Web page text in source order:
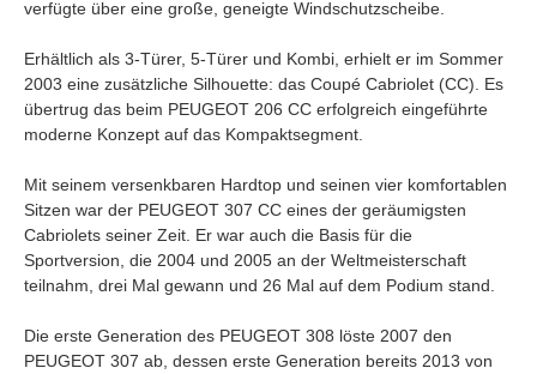
verfügte über eine große, geneigte Windschutzscheibe.
Erhältlich als 3-Türer, 5-Türer und Kombi, erhielt er im Sommer
2003 eine zusätzliche Silhouette: das Coupé Cabriolet (CC). Es
übertrug das beim PEUGEOT 206 CC erfolgreich eingeführte
moderne Konzept auf das Kompaktsegment.
Mit seinem versenkbaren Hardtop und seinen vier komfortablen
Sitzen war der PEUGEOT 307 CC eines der geräumigsten
Cabriolets seiner Zeit. Er war auch die Basis für die
Sportversion, die 2004 und 2005 an der Weltmeisterschaft
teilnahm, drei Mal gewann und 26 Mal auf dem Podium stand.
Die erste Generation des PEUGEOT 308 löste 2007 den
PEUGEOT 307 ab, dessen erste Generation bereits 2013 von